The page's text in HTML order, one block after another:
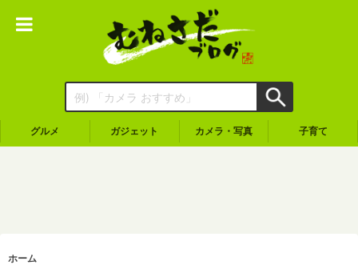
グルメ ガジェット カメラ・写真 子育て
ホーム